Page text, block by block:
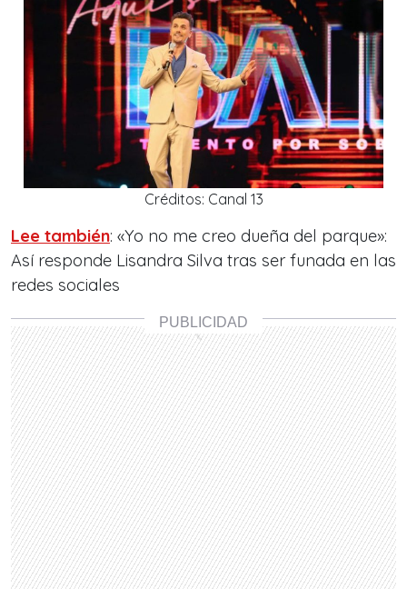
Créditos: Canal 13
Lee también: «Yo no me creo dueña del parque»:
Así responde Lisandra Silva tras ser funada en las
redes sociales